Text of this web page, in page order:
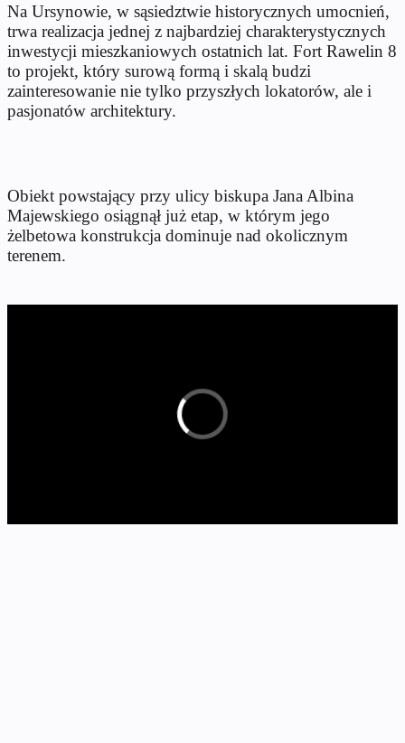
Na Ursynowie, w sąsiedztwie historycznych umocnień,
trwa realizacja jednej z najbardziej charakterystycznych
inwestycji mieszkaniowych ostatnich lat. Fort Rawelin 8
to projekt, który surową formą i skalą budzi
zainteresowanie nie tylko przyszłych lokatorów, ale i
pasjonatów architektury.
Obiekt powstający przy ulicy biskupa Jana Albina
Majewskiego osiągnął już etap, w którym jego
żelbetowa konstrukcja dominuje nad okolicznym
terenem.